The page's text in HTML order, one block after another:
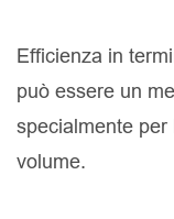
Efficienza in
può essere un
specialmente
volume.